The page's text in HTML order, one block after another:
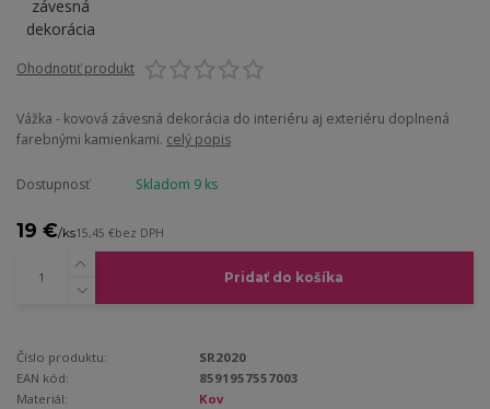
Ohodnotiť produkt
Vážka - kovová závesná dekorácia do interiéru aj exteriéru doplnená
farebnými kamienkami. celý popis
Dostupnosť Skladom 9 ks
19 €/ks15,45 €bez DPH
Pridať do košíka
Číslo produktu:
SR2020
EAN kód:
8591957557003
Materiál:
Kov